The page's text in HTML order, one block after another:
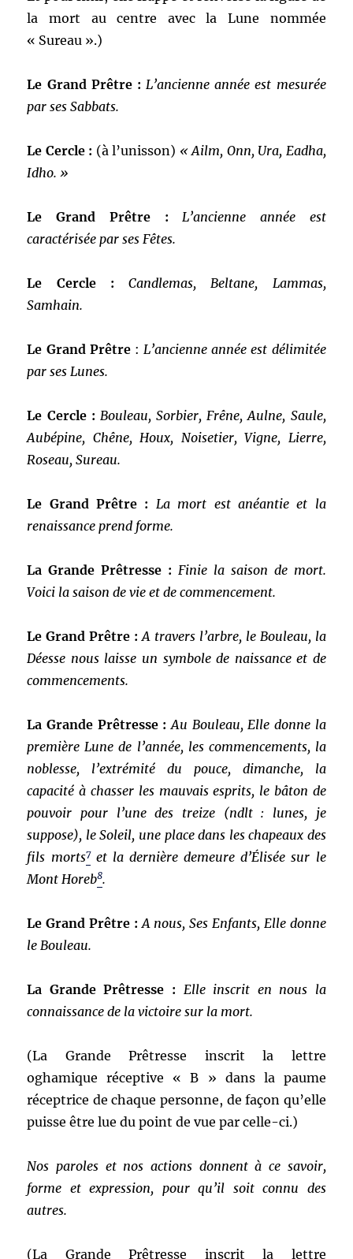
la mort au centre avec la Lune nommée
« Sureau ».)
Le Grand Prêtre : L’ancienne année est mesurée
par ses Sabbats.
Le Cercle : (à l’unisson) « Ailm, Onn, Ura, Eadha,
Idho. »
Le Grand Prêtre : L’ancienne année est
caractérisée par ses Fêtes.
Le Cercle :Candlemas, Beltane, Lammas,
Samhain.
Le Grand Prêtre : L’ancienne année est délimitée
par ses Lunes.
Le Cercle : Bouleau, Sorbier, Frêne, Aulne, Saule,
Aubépine, Chêne, Houx, Noisetier, Vigne, Lierre,
Roseau, Sureau.
Le Grand Prêtre : La mort est anéantie et la
renaissance prend forme.
La Grande Prêtresse : Finie la saison de mort.
Voici la saison de vie et de commencement.
Le Grand Prêtre : A travers l’arbre, le Bouleau, la
Déesse nous laisse un symbole de naissance et de
commencements.
La Grande Prêtresse : Au Bouleau, Elle donne la
première Lune de l’année, les commencements, la
noblesse, l’extrémité du pouce, dimanche, la
capacité à chasser les mauvais esprits, le bâton de
pouvoir pour l’une des treize (ndlt : lunes, je
suppose), le Soleil, une place dans les chapeaux des
fils morts7et la dernière demeure d’Élisée sur le
Mont Horeb8.
Le Grand Prêtre : A nous, Ses Enfants, Elle donne
le Bouleau.
La Grande Prêtresse : Elle inscrit en nous la
connaissance de la victoire sur la mort.
(La Grande Prêtresse inscrit la lettre
oghamique réceptive « B » dans la paume
réceptrice de chaque personne, de façon qu’elle
puisse être lue du point de vue par celle-ci.)
Nos paroles et nos actions donnent à ce savoir,
forme et expression, pour qu’il soit connu des
autres.
(La Grande Prêtresse inscrit la lettre